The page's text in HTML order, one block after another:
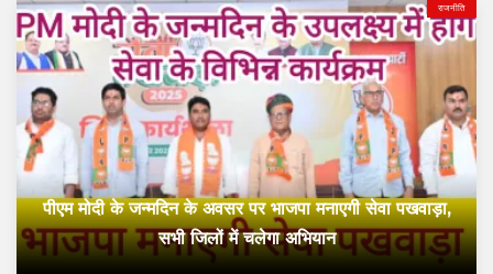
राजनीति
पीएम मोदी के जन्मदिन के अवसर पर भाजपा मनाएगी सेवा पखवाड़ा,
सभी जिलों में चलेगा अभियान